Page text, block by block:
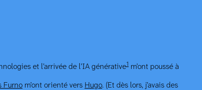
et l’arrivée de l’IA générative1m’ont poussé à
Furnom’ont orienté vers Hugo. (Et dès lors, j’avais des